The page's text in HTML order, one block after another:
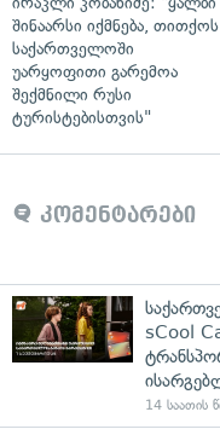
შინაარსი იქმნება, თითქოს
საქართველოში
უარყოფითი გარემოა
შექმნილი რუსი
ტურისტებისთვის"
კომენტარები
sCool
14 საათის